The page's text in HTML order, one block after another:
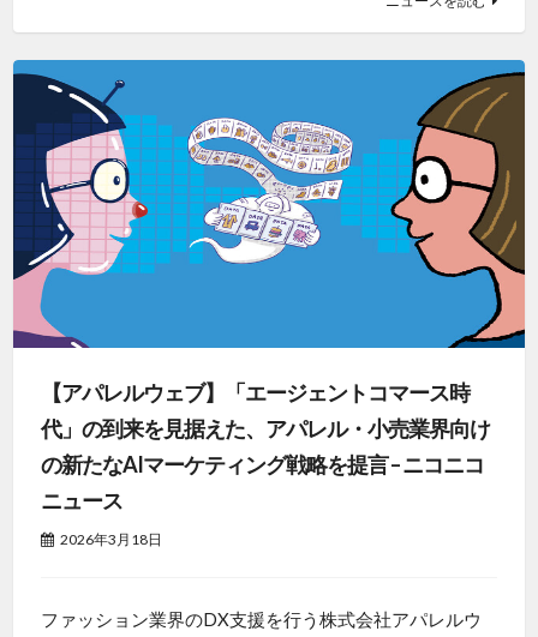
【アパレルウェブ】「エージェントコマース時
代」の到来を見据えた、アパレル・小売業界向け
の新たなAIマーケティング戦略を提言 – ニコニコ
ニュース
2026年3月18日
ファッション業界のDX支援を行う株式会社アパレルウ